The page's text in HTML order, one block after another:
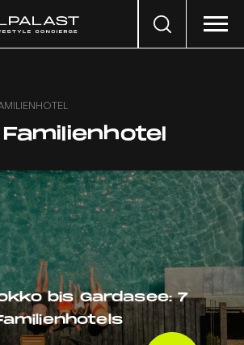
Search
Familienhotel
bis Gardasee: 7